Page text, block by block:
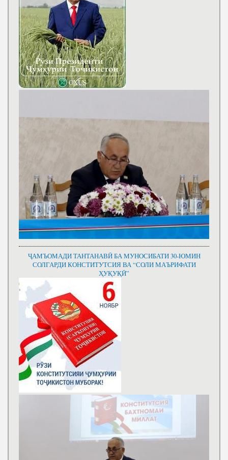
ҶАМЪОМАДИ ТАНТАНАВӢ БА МУНОСИБАТИ 30-ЮМИН
СОЛГАРДИ КОНСТИТУТСИЯ ВА “СОЛИ МАЪРИФАТИ
ҲУҚУҚӢ”